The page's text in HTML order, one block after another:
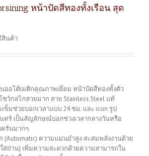
หน้าปัดสีทองทั้งเรือน สุด
นค้า
บออโต้เมติกคุณภาพเยี่ยม หน้าปัดสีทองทั้งตัว
ว์กลไกสวยมาก สาย Stainless Steel แท้
ข็มช่วยบอกเวลาแบบ 24 ชม. และ icon รูป
ทร์ เป็นสัญลักษณ์บอกช่วงเวลากลางวันหรือ
รันมากๆ
(Automatic) ความแม่นยำสูง สะสมพลังงานด้วย
ส่ถ่าน) เพิ่มความสะดวกด้วยความสามารถใน